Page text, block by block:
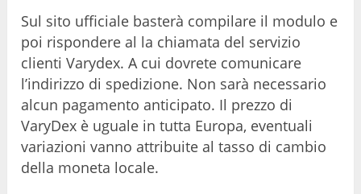
Sul sito ufficiale basterà compilare il modulo e
poi rispondere al la chiamata del servizio
clienti Varydex. A cui dovrete comunicare
l’indirizzo di spedizione. Non sarà necessario
alcun pagamento anticipato. Il prezzo di
VaryDex è uguale in tutta Europa, eventuali
variazioni vanno attribuite al tasso di cambio
della moneta locale.